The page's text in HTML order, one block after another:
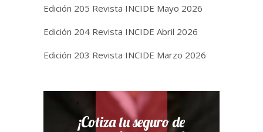
Edición 205 Revista INCIDE Mayo 2026
Edición 204 Revista INCIDE Abril 2026
Edición 203 Revista INCIDE Marzo 2026